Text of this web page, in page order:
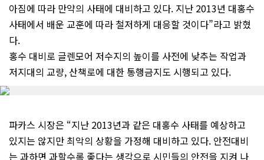
아짐에 따라 만약의 사태에 대비하고 있다. 지난 2013년 대홍수
사태에서 배운 교훈에 따라 철저하게 대응할 것이다”라고 밝혔
다.
홍수 대비로 글렌모어 저수지의 높이를 사전에 낮추는 작업과
저지대의 교량, 산책로에 대한 통행금지도 시행되고 있다.
파카스 시장은 “지난 2013년과 같은 대홍수 사태를 예상하고
있지는 않지만 최악의 상황을 가정해 대비하고 있다. 안전대비
는 과하면 과할수록 좋다는 생각으로 시민들의 안전을 지켜 나